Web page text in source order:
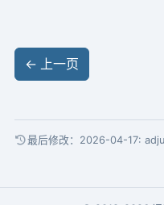
← 上一页
最后修改：2026-04-17: